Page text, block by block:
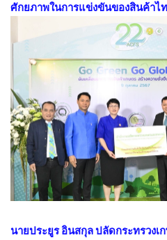
ศักยภาพในการแข่งขันของสินค้าไ
นายประยูร อินสกุล ปลัดกระทรวงเ